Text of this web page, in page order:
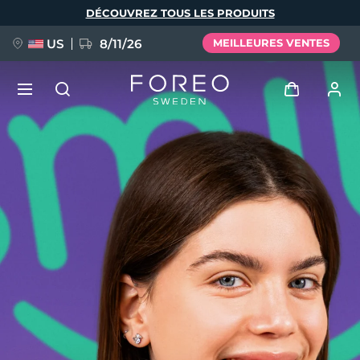
DÉCOUVREZ TOUS LES PRODUITS
US 8/11/26 MEILLEURES VENTES
Se connecter
Profil de l'utilisateur
Mes appareils
Mes commandes
Mes adresses
Mes abonnements
NOUVEAU
FAQ™ Pure Beauty-Tech Elixir
BREAKING NEWS
issa™ Teeth Whitening Set
Langue
English Deutsch
Español
Français
Italiano
Português
Polski
Svenska
Русский
Türkçe
简体中文 繁體中文